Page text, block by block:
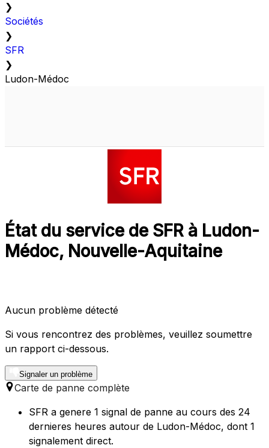
❯
Sociétés
❯
SFR
❯
Ludon-Médoc
État du service de SFR à Ludon-
Médoc, Nouvelle-Aquitaine
Aucun problème détecté
Si vous rencontrez des problèmes, veuillez soumettre
un rapport ci-dessous.
Signaler un problème
Carte de panne complète
SFR a genere 1 signal de panne au cours des 24
dernieres heures autour de Ludon-Médoc, dont 1
signalement direct.